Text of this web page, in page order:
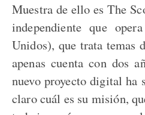
Muestra de ello es The
independiente que
Unidos), que trata temas
apenas cuenta con dos
nuevo proyecto digital ha
claro cuál es su misión,